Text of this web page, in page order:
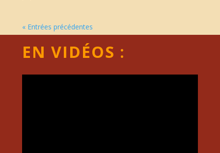
« Entrées précédentes
EN VIDÉOS :